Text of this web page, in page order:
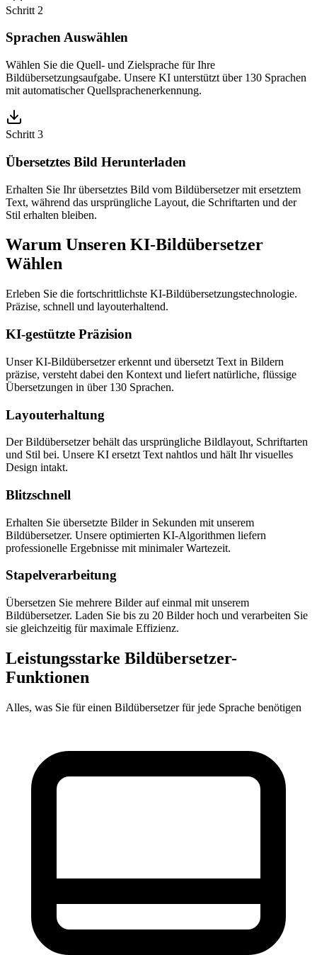
Schritt 2
Sprachen Auswählen
Wählen Sie die Quell- und Zielsprache für Ihre
Bildübersetzungsaufgabe. Unsere KI unterstützt über 130 Sprachen
mit automatischer Quellsprachenerkennung.
Schritt 3
Übersetztes Bild Herunterladen
Erhalten Sie Ihr übersetztes Bild vom Bildübersetzer mit ersetztem
Text, während das ursprüngliche Layout, die Schriftarten und der
Stil erhalten bleiben.
Warum Unseren KI-Bildübersetzer
Wählen
Erleben Sie die fortschrittlichste KI-Bildübersetzungstechnologie.
Präzise, schnell und layouterhaltend.
KI-gestützte Präzision
Unser KI-Bildübersetzer erkennt und übersetzt Text in Bildern
präzise, versteht dabei den Kontext und liefert natürliche, flüssige
Übersetzungen in über 130 Sprachen.
Layouterhaltung
Der Bildübersetzer behält das ursprüngliche Bildlayout, Schriftarten
und Stil bei. Unsere KI ersetzt Text nahtlos und hält Ihr visuelles
Design intakt.
Blitzschnell
Erhalten Sie übersetzte Bilder in Sekunden mit unserem
Bildübersetzer. Unsere optimierten KI-Algorithmen liefern
professionelle Ergebnisse mit minimaler Wartezeit.
Stapelverarbeitung
Übersetzen Sie mehrere Bilder auf einmal mit unserem
Bildübersetzer. Laden Sie bis zu 20 Bilder hoch und verarbeiten Sie
sie gleichzeitig für maximale Effizienz.
Leistungsstarke Bildübersetzer-
Funktionen
Alles, was Sie für einen Bildübersetzer für jede Sprache benötigen